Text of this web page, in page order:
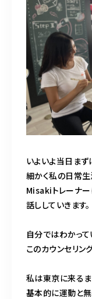
いよいよ当日まず
細かく私の日常生
Misakiトレーナ
話ししていきます。
自分ではわかって
このカウンセリン
私は東京に来るま
基本的に運動と